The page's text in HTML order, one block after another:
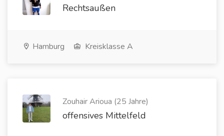
Rechtsaußen
Hamburg Kreisklasse A
Zouhair Arioua (25 Jahre)
offensives Mittelfeld